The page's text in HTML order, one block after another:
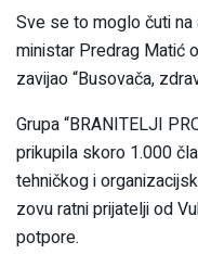
Sve se to moglo čuti
ministar Predrag Matić
zavijao “Busovača,
Grupa “BRANITELJI
prikupila skoro 1.000
tehničkog i
zovu ratni prijatelji od
potpore.